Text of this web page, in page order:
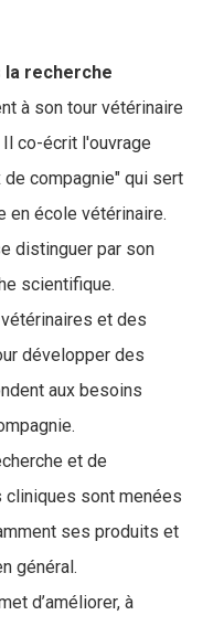
la recherche
à son tour vétérinaire
co-écrit l'ouvrage
compagnie" qui sert
en école vétérinaire.
distinguer par son
scientifique.
et des
développer des
aux besoins
et de
sont menées
ses produits et
général.
d’améliorer, à